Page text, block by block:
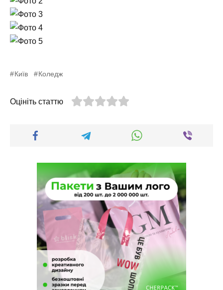
Київ Коледж
Оцініть статтю